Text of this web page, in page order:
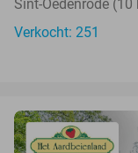
Sint-Oedenrode (10
Verkocht: 251